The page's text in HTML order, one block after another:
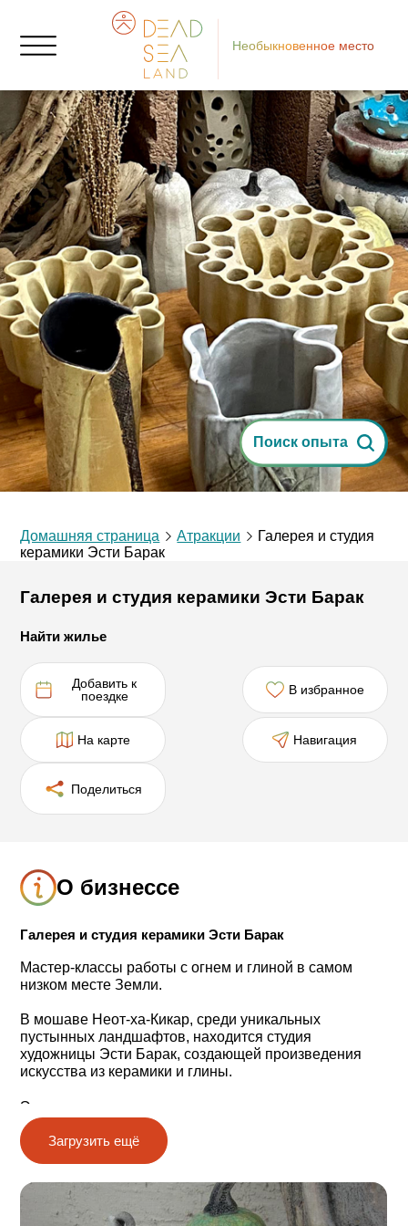
Необыкновенное место
Поиск опыта
Домашняя страница Атракции
Галерея и студия
керамики Эсти Барак
Галерея и студия керамики Эсти Барак
Найти жилье
Добавить к
поездке
В избранное
На карте Навигация
Поделиться
О бизнессе
Галерея и студия керамики Эсти Барак
Мастер-классы работы с огнем и глиной в самом
низком месте Земли.
В мошаве Неот-ха-Кикар, среди уникальных
пустынных ландшафтов, находится студия
художницы Эсти Барак, создающей произведения
искусства из керамики и глины.
Эсти имеет академическую степень по
изобразительному искусству и керамике. Свою
студию, полную оригинальных творческих находок,
она открыла в большом ангаре.
На входе в студию сразу замечаешь великолепную
внешнюю стену ангара, украшенную работами Эсти,
Загрузить ещё